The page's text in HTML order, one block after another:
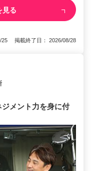
見る
25 掲載終了日： 2026/08/28
メント力を身に付